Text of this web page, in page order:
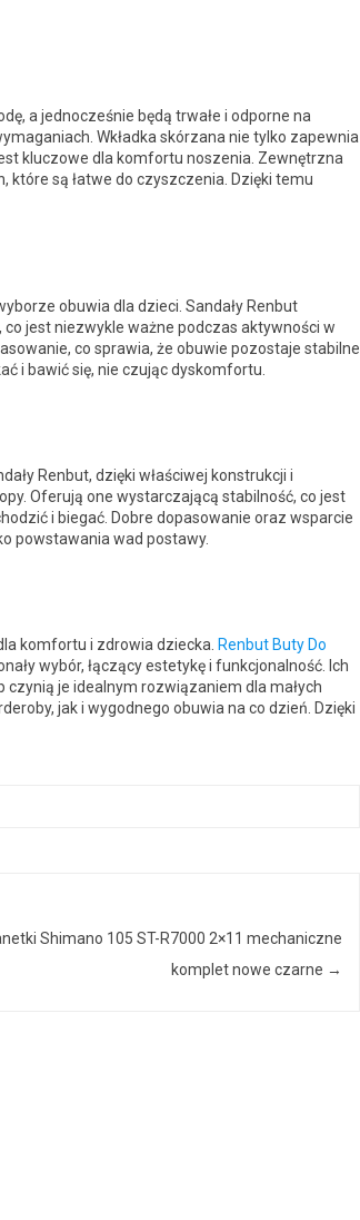
a jednocześnie będą trwałe i odporne na
Wkładka skórzana nie tylko zapewnia
kluczowe dla komfortu noszenia. Zewnętrzna
które są łatwe do czyszczenia. Dzięki temu
obuwia dla dzieci. Sandały Renbut
jest niezwykle ważne podczas aktywności w
co sprawia, że obuwie pozostaje stabilne
i bawić się, nie czując dyskomfortu.
Renbut, dzięki właściwej konstrukcji i
Oferują one wystarczającą stabilność, co jest
i biegać. Dobre dopasowanie oraz wsparcie
powstawania wad postawy.
komfortu i zdrowia dziecka. Renbut Buty Do
wybór, łączący estetykę i funkcjonalność. Ich
czynią je idealnym rozwiązaniem dla małych
jak i wygodnego obuwia na co dzień. Dzięki
Shimano 105 ST-R7000 2×11 mechaniczne
komplet nowe czarne →